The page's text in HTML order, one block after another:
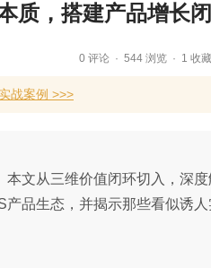
质，搭建产品增长
0 评论 544 浏览 1 收藏
战案例 >>>
文从三维价值闭环切入，深度
品生态，并揭示那些看似诱人